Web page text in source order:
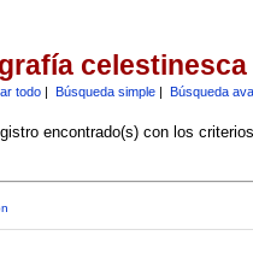
celestinesca
todo| Búsqueda simple| Búsqueda
encontrado(s) con los